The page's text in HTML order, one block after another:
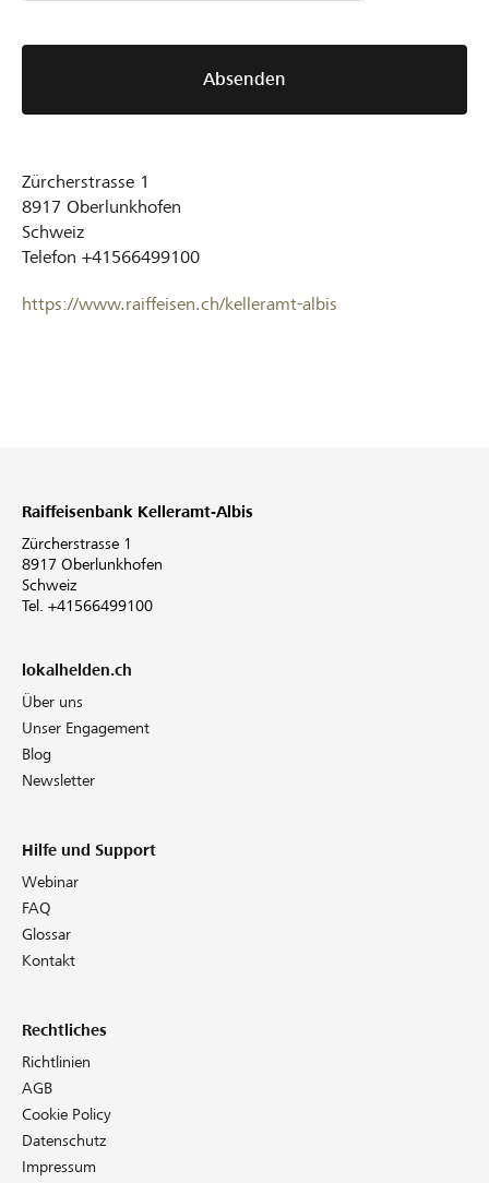
Absenden
Zürcherstrasse 1
8917 Oberlunkhofen
Schweiz
Telefon +41566499100
https://www.raiffeisen.ch/kelleramt-albis
Raiffeisenbank Kelleramt-Albis
Zürcherstrasse 1
8917 Oberlunkhofen
Schweiz
Tel. +41566499100
lokalhelden.ch
Über uns
Unser Engagement
Blog
Newsletter
Hilfe und Support
Webinar
FAQ
Glossar
Kontakt
Rechtliches
Richtlinien
AGB
Cookie Policy
Datenschutz
Impressum